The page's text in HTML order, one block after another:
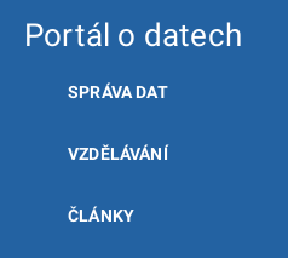
Portál o datech
SPRÁVA DAT
VZDĚLÁVÁNÍ
ČLÁNKY